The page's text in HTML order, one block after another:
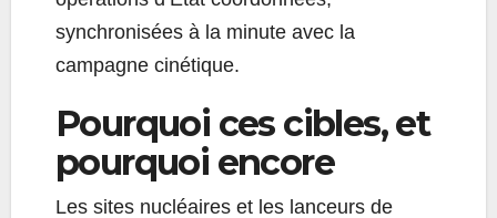
synchronisées à la minute avec la
campagne cinétique.
Pourquoi ces cibles, et
pourquoi encore
Les sites nucléaires et les lanceurs de